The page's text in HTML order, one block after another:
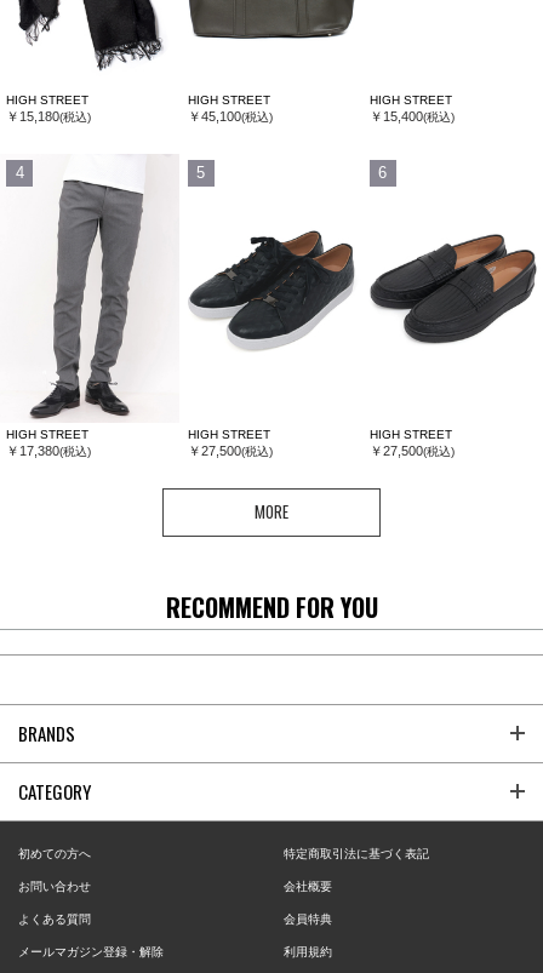
HIGH STREET
￥15,180(税込)
HIGH STREET
￥45,100(税込)
HIGH STREET
￥15,400(税込)
4
HIGH STREET
￥17,380(税込)
5
HIGH STREET
￥27,500(税込)
6
HIGH STREET
￥27,500(税込)
MORE
RECOMMEND FOR YOU
BRANDS
CATEGORY
初めての方へ 特定商取引法に基づく表記
お問い合わせ 会社概要
よくある質問 会員特典
メールマガジン登録・解除 利用規約